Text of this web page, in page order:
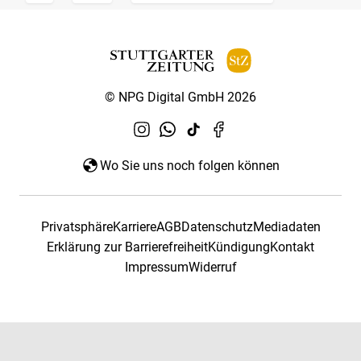
© NPG Digital GmbH 2026
Wo Sie uns noch folgen können
PrivatsphäreKarriereAGBDatenschutzMediadaten
Erklärung zur BarrierefreiheitKündigungKontakt
ImpressumWiderruf